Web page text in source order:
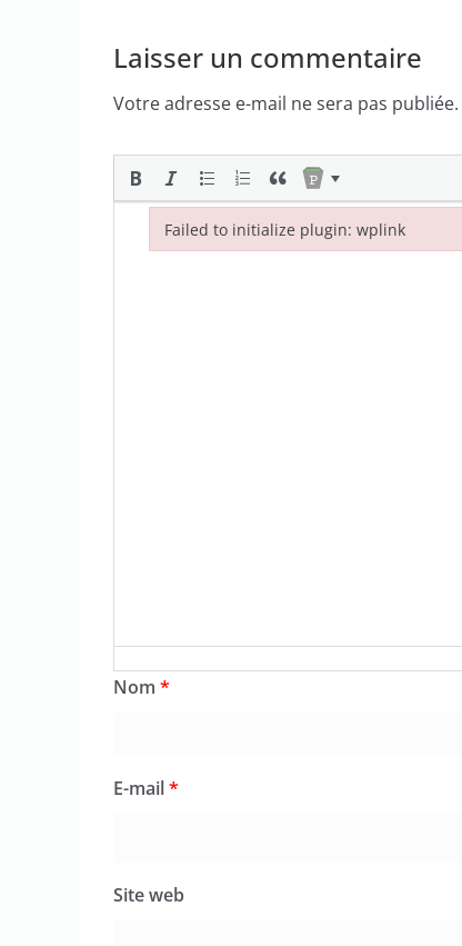
Laisser un commentaire
Votre adresse e-mail ne sera pas publiée.
Nom *
E-mail*
Site web
Failed to initialize plugin: wplink
Failed to initialize plugin: wplink